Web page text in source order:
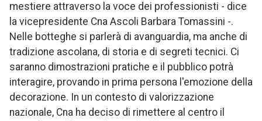
mestiere attraverso la voce dei professionisti - dice
la vicepresidente Cna Ascoli Barbara Tomassini -.
Nelle botteghe si parlerà di avanguardia, ma anche di
tradizione ascolana, di storia e di segreti tecnici. Ci
saranno dimostrazioni pratiche e il pubblico potrà
interagire, provando in prima persona l'emozione della
decorazione. In un contesto di valorizzazione
nazionale, Cna ha deciso di rimettere al centro il